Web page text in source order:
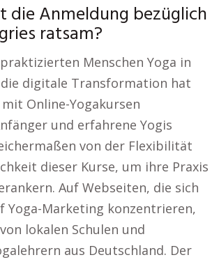
die Anmeldung bezüglich
ratsam?
Menschen Yoga in
digitale Transformation hat
Online-Yogakursen
und erfahrene Yogis
von der Flexibilität
dieser Kurse, um ihre Praxis
Auf Webseiten, die sich
Yoga-Marketing konzentrieren,
lokalen Schulen und
aus Deutschland. Der